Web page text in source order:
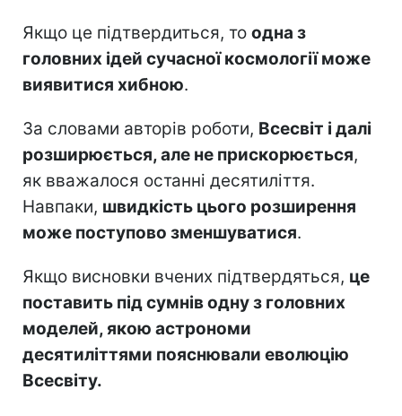
Якщо це підтвердиться, то одна з
головних ідей сучасної космології може
виявитися хибною.
За словами авторів роботи, Всесвіт і далі
розширюється, але не прискорюється,
як вважалося останні десятиліття.
Навпаки, швидкість цього розширення
може поступово зменшуватися.
Якщо висновки вчених підтвердяться, це
поставить під сумнів одну з головних
моделей, якою астрономи
десятиліттями пояснювали еволюцію
Всесвіту.